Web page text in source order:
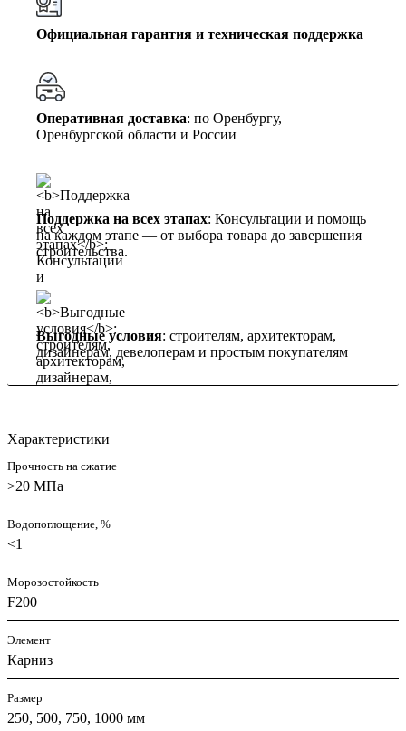
Официальная гарантия и техническая поддержка
Оперативная доставка: по Оренбургу,
Оренбургской области и России
Поддержка на всех этапах: Консультации и помощь
на каждом этапе — от выбора товара до завершения
строительства.
Выгодные условия: строителям, архитекторам,
дизайнерам, девелоперам и простым покупателям
Характеристики
Прочность на сжатие
>20 МПа
Водопоглощение, %
<1
Морозостойкость
F200
Элемент
Карниз
Размер
250, 500, 750, 1000 мм